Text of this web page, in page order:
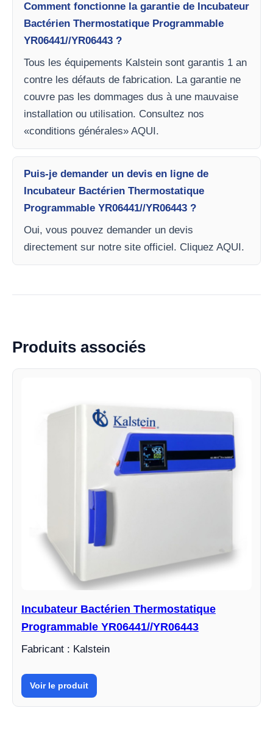
Comment fonctionne la garantie de Incubateur
Bactérien Thermostatique Programmable
YR06441//YR06443 ?
Tous les équipements Kalstein sont garantis 1 an
contre les défauts de fabrication. La garantie ne
couvre pas les dommages dus à une mauvaise
installation ou utilisation. Consultez nos
«conditions générales» AQUI.
Puis-je demander un devis en ligne de
Incubateur Bactérien Thermostatique
Programmable YR06441//YR06443 ?
Oui, vous pouvez demander un devis
directement sur notre site officiel. Cliquez AQUI.
Produits associés
Incubateur Bactérien Thermostatique
Programmable YR06441//YR06443
Fabricant : Kalstein
Voir le produit